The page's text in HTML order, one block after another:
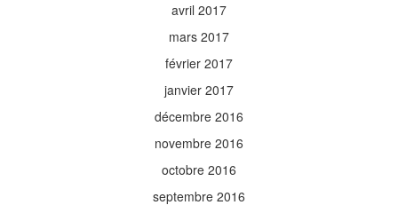
avril 2017
mars 2017
février 2017
janvier 2017
décembre 2016
novembre 2016
octobre 2016
septembre 2016